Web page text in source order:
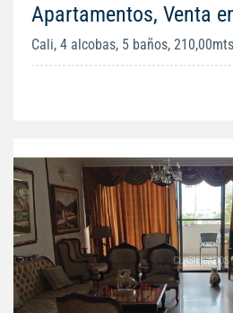
Apartamentos, Venta
Cali, 4 alcobas, 5 baños,